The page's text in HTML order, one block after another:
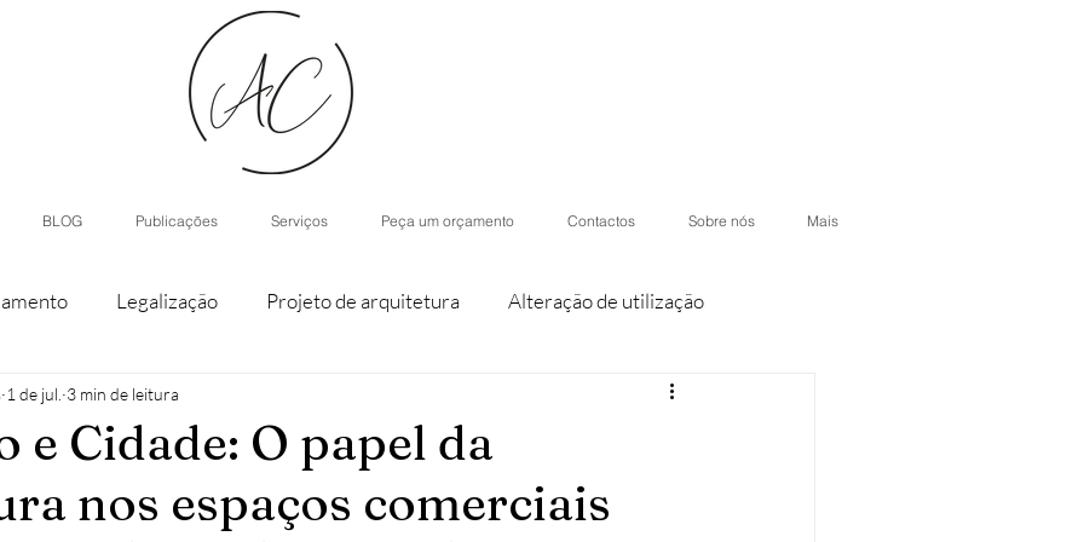
BLOG Publicações Serviços Peça um orçamento Contactos Sobre nós Mais
Legalização Projeto de arquitetura Alteração de utilização
de parcela Condomínios
Casas modulares Inteligência Artificial Hotéis
e Cidade: O papel da
nos espaços comerciais
1 de jul. 3 min de leitura